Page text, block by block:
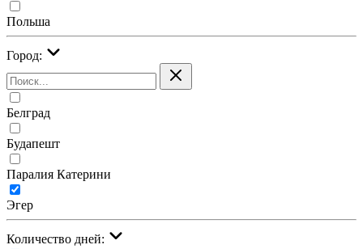
Польша
Город:
Белград
Будапешт
Паралия Катерини
Эгер
Количество дней: